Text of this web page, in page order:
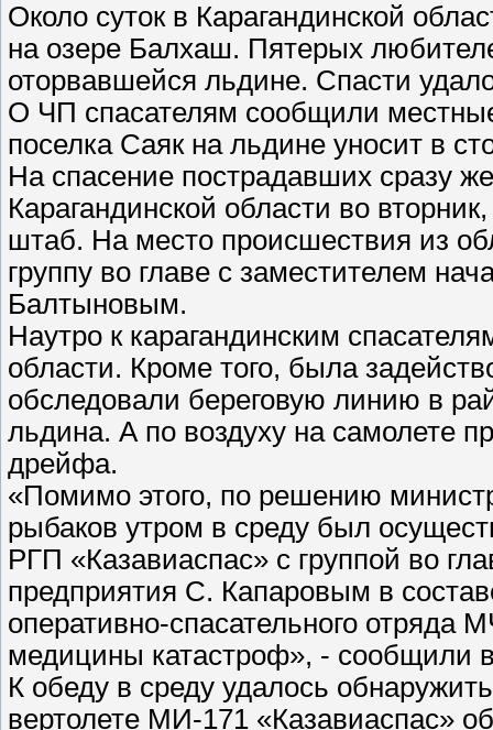
Около суток в Карагандинской
на озере Балхаш. Пятерых
оторвавшейся льдине. Спасти
О ЧП спасателям сообщили
поселка Саяк на льдине уносит в
На спасение пострадавших сразу
Карагандинской области во
штаб. На место происшествия из
группу во главе с заместителем
Балтыновым.
Наутро к карагандинским
области. Кроме того, была
обследовали береговую линию в
льдина. А по воздуху на самолете
дрейфа.
«Помимо этого, по решению
рыбаков утром в среду был
РГП «Казавиаспас» с группой во
предприятия С. Капаровым в
оперативно-спасательного отряда
медицины катастроф», - сообщили
К обеду в среду удалось
вертолете МИ-171 «Казавиаспас»